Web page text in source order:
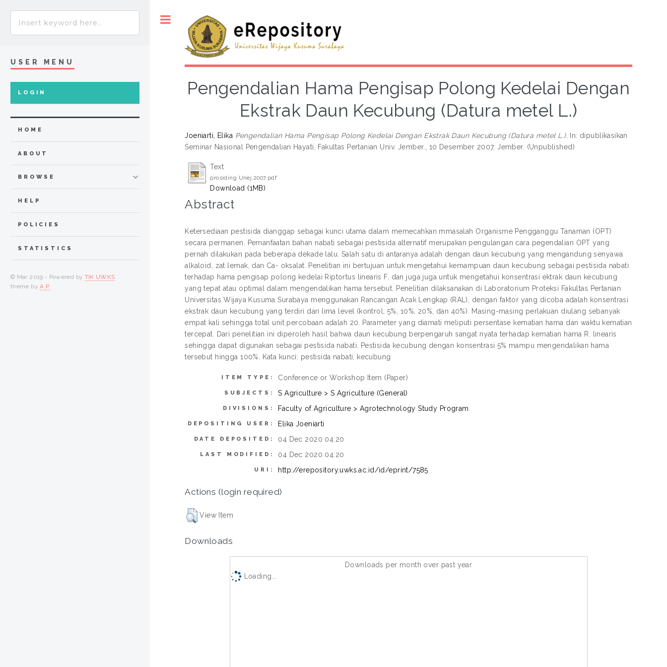
Pengendalian Hama Pengisap Polong Kedelai Dengan
Ekstrak Daun Kecubung (Datura metel L.)
Joeniarti, Elika Pengendalian Hama Pengisap Polong Kedelai Dengan Ekstrak Daun Kecubung (Datura metel L.). In: dipublikasikan
Seminar Nasional Pengendalian Hayati, Fakultas Pertanian Univ. Jember., 10 Desember 2007, Jember. (Unpublished)
Text
prosiding Unej.2007.pdf
Download (1MB)
Abstract
Ketersediaan pestisida dianggap sebagai kunci utama dalam memecahkan mmasalah Organisme Pengganggu Tanaman (OPT)
secara permanen. Pemanfaatan bahan nabati sebagai pestisida alternatif merupakan pengulangan cara pegendalian OPT yang
pernah dilakukan pada beberapa dekade lalu. Salah satu di antaranya adalah dengan daun kecubung yang mengandung senyawa
alkaloid, zat lemak, dan Ca- oksalat. Penelitian ini bertujuan untuk mengetahui kemampuan daun kecubung sebagai pestisida nabati
terhadap hama pengisap polong kedelai Riptortus linearis F. dan juga juga untuk mengetahui konsentrasi ektrak daun kecubung
yang tepat atau optimal dalam mengendalikan hama tersebut. Penelitian dilaksanakan di Laboratorium Proteksi Fakultas Pertanian
Universitas Wijaya Kusuma Surabaya menggunakan Rancangan Acak Lengkap (RAL), dengan faktor yang dicoba adalah konsentrasi
ekstrak daun kecubung yang terdiri dari lima level (kontrol, 5%, 10%, 20%, dan 40%). Masing-masing perlakuan diulang sebanyak
empat kali sehingga total unit percobaan adalah 20. Parameter yang diamati meliputi persentase kematian hama dan waktu kematian
tercepat. Dari penelitian ini diperoleh hasil bahwa daun kecubung berpengaruh sangat nyata terhadap kematian hama R. linearis
sehingga dapat digunakan sebagai pestisida nabati. Pestisida kecubung dengan konsentrasi 5% mampu mengendalikan hama
tersebut hingga 100%. Kata kunci: pestisida nabati, kecubung
ITEM TYPE: Conference or Workshop Item (Paper)
SUBJECTS: S Agriculture > S Agriculture (General)
DIVISIONS: Faculty of Agriculture > Agrotechnology Study Program
DEPOSITING USER: Elika Joeniarti
DATE DEPOSITED: 04 Dec 2020 04:20
LAST MODIFIED: 04 Dec 2020 04:20
URI: http://erepository.uwks.ac.id/id/eprint/7585
Actions (login required)
View Item
Downloads
Downloads per month over past year
Loading...
USER MENU
LOGIN
HOME
ABOUT
BROWSE
HELP
POLICIES
STATISTICS
© Mar 2019 - Powered by TIK UWKS
theme byA.P.
Toggle